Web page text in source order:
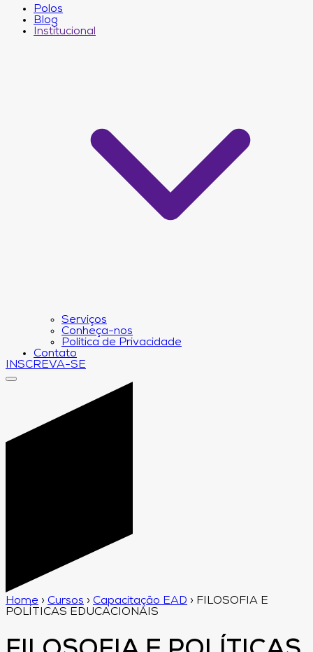
Polos
Blog
Institucional
Serviços
Conheça-nos
Política de Privacidade
Contato
INSCREVA-SE
Home › Cursos › Capacitação EAD › FILOSOFIA E
POLÍTICAS EDUCACIONAIS